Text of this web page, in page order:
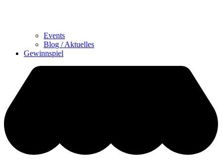
Events
Blog / Aktuelles
Gewinnspiel